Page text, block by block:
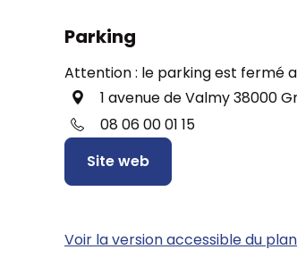
Parking
Attention : le parking est fermé
1 avenue de Valmy 38000
08 06 00 01 15
Site web
Voir la version accessible du plan